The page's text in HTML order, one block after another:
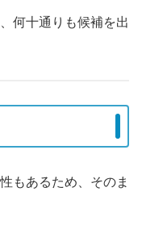
何十通りも候補を出
もあるため、そのま